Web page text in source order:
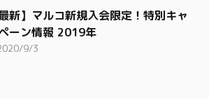
最新】マルコ新規入会限定！特別キャ
ーン情報 2019年
9/3